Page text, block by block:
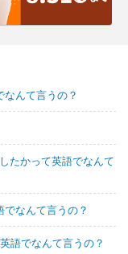
んて言うの？
たかって英語でなんて
なんて言うの？
語でなんて言うの？